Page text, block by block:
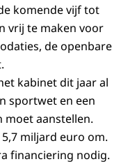
komende vijf tot
vrij te maken voor
de openbare
kabinet dit jaar al
sportwet en een
aanstellen.
miljard euro om.
financiering nodig.